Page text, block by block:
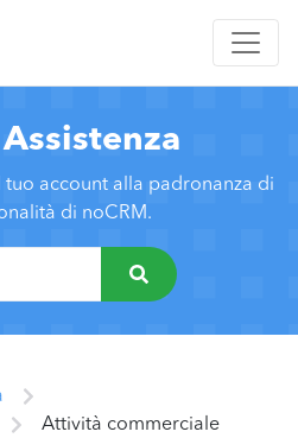
account alla padronanza di
di noCRM.
Attività commerciale